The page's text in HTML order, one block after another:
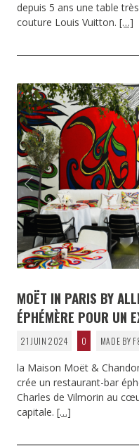
depuis 5 ans une table
couture Louis Vuitton. […]
MOËT IN PARIS BY
ÉPHÉMÈRE POUR UN
21 JUIN 2024 0 MADE BY
la Maison Moët &
crée un restaurant-bar
Charles de Vilmorin au
capitale. […]